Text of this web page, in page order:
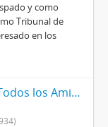
y como
Tribunal de
en los
Unión Internacional de Todos los Amigos (VITA-México)